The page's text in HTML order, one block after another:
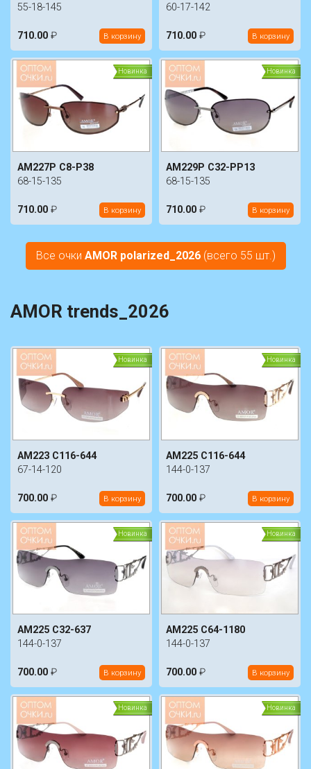
55-18-145
710.00 ₽ В корзину
60-17-142
710.00 ₽ В корзину
Новинка
AM227P C8-P38
68-15-135
710.00 ₽ В корзину
Новинка
AM229P C32-PP13
68-15-135
710.00 ₽ В корзину
Все очки AMOR polarized_2026(всего 55 шт.)
AMOR trends_2026
Новинка
AM223 C116-644
67-14-120
700.00 ₽ В корзину
Новинка
AM225 C116-644
144-0-137
700.00 ₽ В корзину
Новинка
AM225 C32-637
144-0-137
700.00 ₽ В корзину
Новинка
AM225 C64-1180
144-0-137
700.00 ₽ В корзину
Новинка Новинка